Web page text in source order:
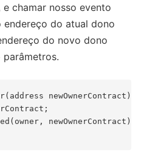
e chamar nosso evento
endereço do atual dono
do novo dono
parâmetros.
newOwnerContract)
newOwnerContract);